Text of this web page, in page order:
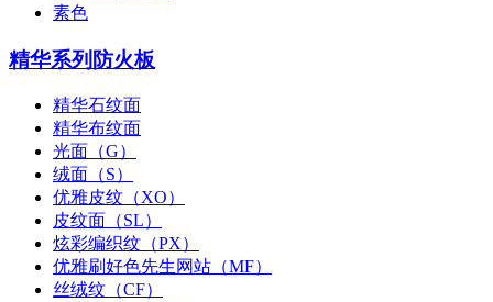
素色
精华系列防火板
精华石纹面
精华布纹面
光面（G）
绒面（S）
优雅皮纹（XO）
皮纹面（SL）
炫彩编织纹（PX）
优雅刷好色先生网站（MF）
丝绒纹（CF）